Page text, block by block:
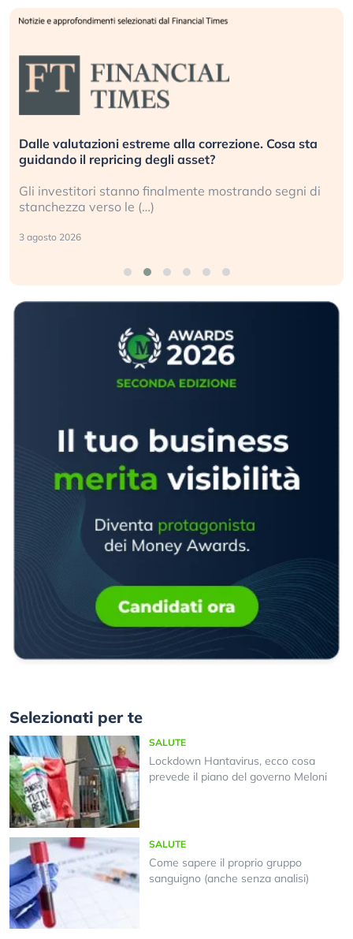
Dalle valutazioni estreme alla correzione. Cosa sta
guidando il repricing degli asset?
Gli investitori stanno finalmente mostrando segni di
stanchezza verso le (…)
3 agosto 2026
Selezionati per te
SALUTE
Lockdown Hantavirus, ecco cosa
prevede il piano del governo Meloni
SALUTE
Come sapere il proprio gruppo
sanguigno (anche senza analisi)